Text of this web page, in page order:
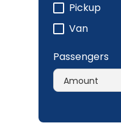
Pickup
Van
Passengers